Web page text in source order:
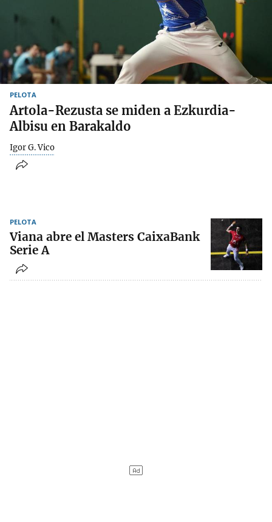
PELOTA
Artola-Rezusta se miden a Ezkurdia-
Albisu en Barakaldo
Igor G. Vico
PELOTA
Viana abre el Masters CaixaBank
Serie A